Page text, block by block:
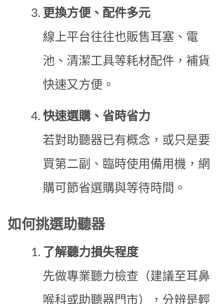
更換方便、配件多元
線上平台往往也販售耳塞、電
池、清潔工具等耗材配件，補貨
快速又方便。
快速選購、省時省力
若對助聽器已有概念，或只是要
買第二副、臨時使用備用機，網
購可節省選購與等待時間。
如何挑選助聽器
了解聽力損失程度
先做專業聽力檢查（建議至耳鼻
喉科或助聽器門市），分辨是輕